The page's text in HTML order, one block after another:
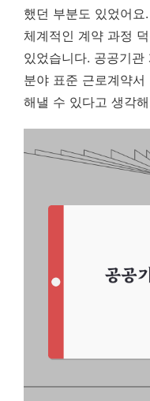
했던 부분도 있었어
체계적인 계약 과정
있었습니다. 공공기
분야 표준 근로계약
해낼 수 있다고 생각